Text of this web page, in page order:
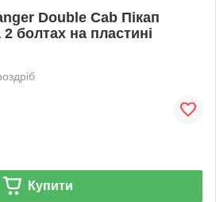
Double Cab Пікап
болтах на пластині
Купити